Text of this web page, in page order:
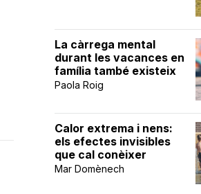
La càrrega mental
durant les vacances en
família també existeix
Paola Roig
Calor extrema i nens:
els efectes invisibles
que cal conèixer
Mar Domènech